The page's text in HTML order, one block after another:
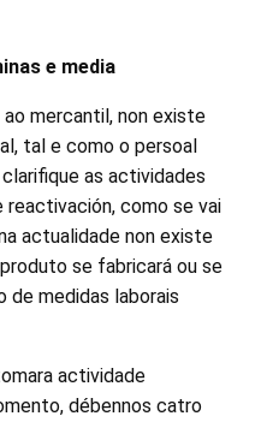
e media
mercantil, non existe
tal e como o persoal
as actividades
como se vai
actualidade non existe
se fabricará ou se
medidas laborais
actividade
débennos catro